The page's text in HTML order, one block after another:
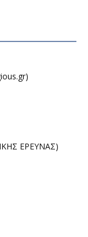
ΕΡΕΥΝΑΣ)